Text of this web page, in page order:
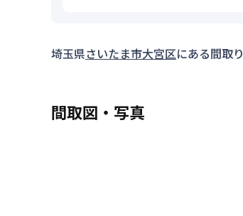
埼玉県さいたま市大宮区にある間取り
間取図・写真